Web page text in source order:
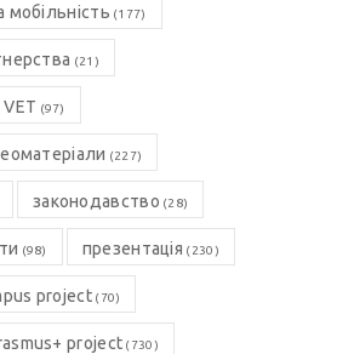
(177)
(21)
VET (97)
(227)
законодавство (28)
(98) презентація (230)
project(70)
project (730)